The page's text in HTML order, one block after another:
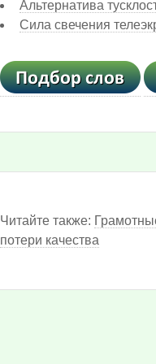
Альтернатива
Сила свечения
Читайте также:
потери качества